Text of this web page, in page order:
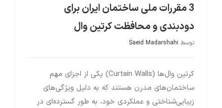
3 مقررات ملی ساختمان ایران برای
دودبندی و محافظت کرتین وال
توسط Saeid Madarshahi
کرتین وال‌ها (Curtain Walls) یکی از اجزای مهم
ساختمان‌های مدرن هستند که به دلیل ویژگی‌های
زیبایی‌شناختی و عملکردی خود، به طور گسترده‌ای در